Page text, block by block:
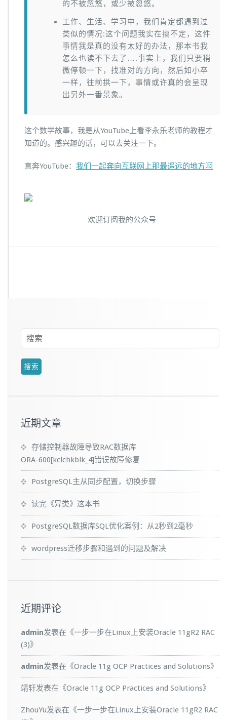
的不被忽悠，或少被忽悠。
工作、生活、学习中，我们肯定都遇到过
类似的情况:这个问题我实在搞不定，这件
事情我是真的没有太好的办法，那本书我
怎么也读不下去了….事实上，我们只要稍
微停顿一下，找准对的方向，然后如小卒
一样，往前拱一下，事情或许真的会呈现
出另外一番景象。
这个数学故事，我是从YouTube上看李永乐老师的教程才
知道的。感兴趣的话，可以去关注一下。
直奔YouTube： 我们一起奔向互联网上那最遥远的地方啊
欢迎订阅我的公众号
近期文章
存储控制器故障导致RAC数据库
ORA-600[kclchkblk_4]错误故障修复
PostgreSQL主从同步配置，切换步骤
读完《异类》这本书
PostgreSQL数据库SQL优化案例：从2秒到2毫秒
wordpress迁移步骤和遇到的问题及解决
近期评论
admin发表在《一步一步在Linux上安装Oracle 11gR2 RAC
(3)》
admin发表在《Oracle 11g OCP Practices and Solutions》
靖轩发表在《Oracle 11g OCP Practices and Solutions》
ZhouYu发表在《一步一步在Linux上安装Oracle 11gR2 RAC